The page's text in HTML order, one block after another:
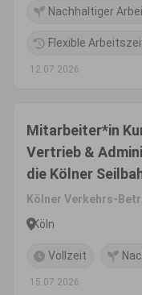
Nachhaltiger
Flexible
12.07.2026
Mitarbeiter*in
Vertrieb &
die Kölner
Kölner Verkehrs-
Köln
Vollzeit
15.07.2026